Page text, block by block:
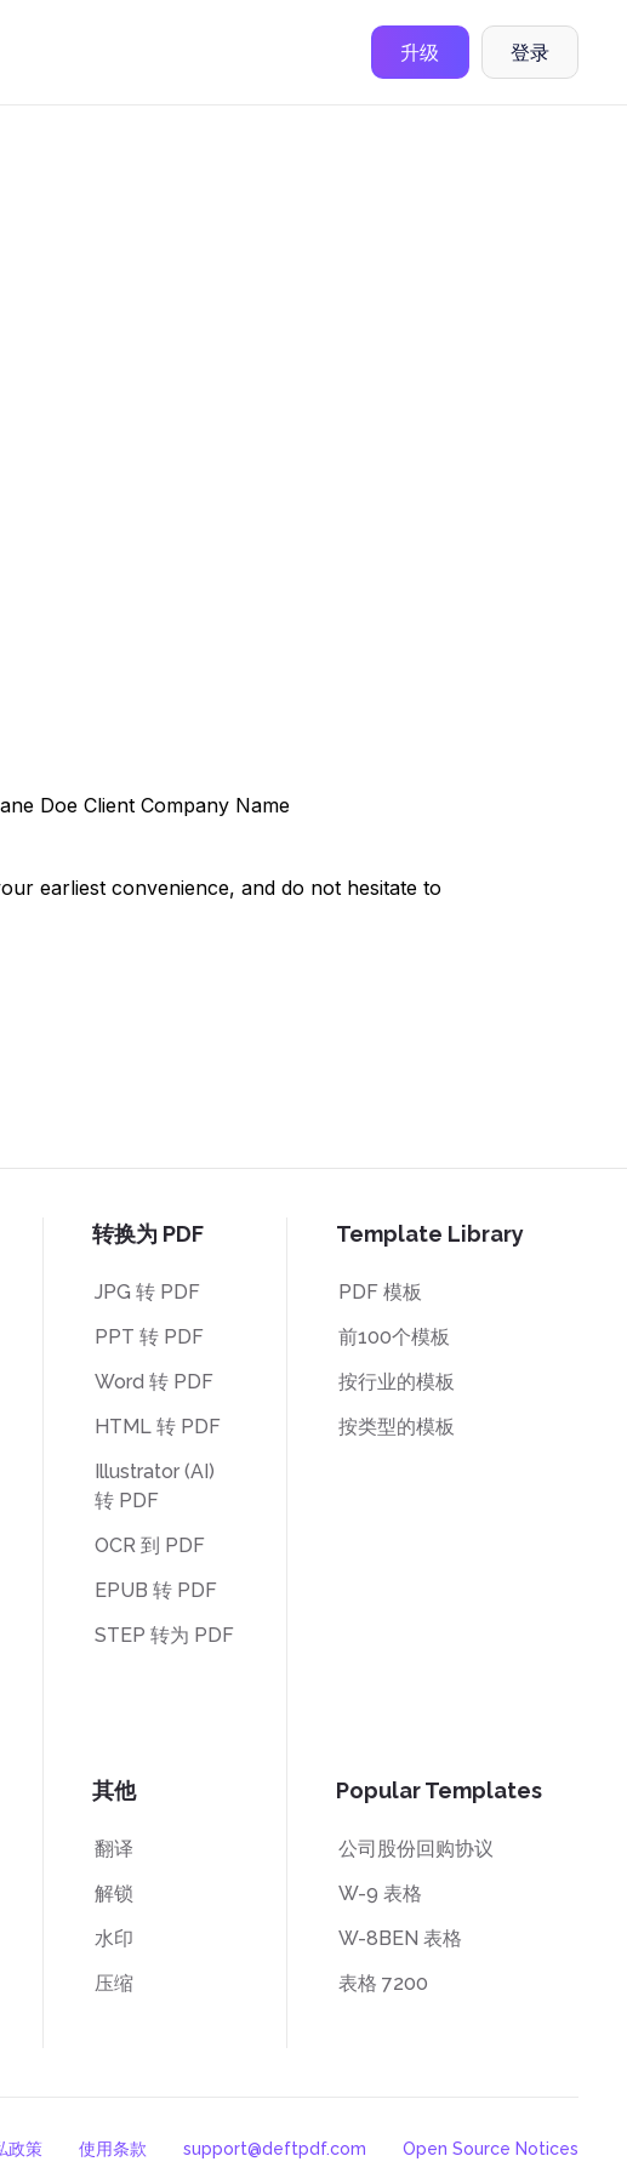
升级 登录
Doe Client Company Name
earliest convenience, and do not hesitate to
转换为 PDF
JPG 转 PDF
PPT 转 PDF
Word 转 PDF
HTML 转 PDF
Illustrator (AI)
转 PDF
OCR 到 PDF
EPUB 转 PDF
STEP 转为 PDF
其他
翻译
解锁
水印
压缩
Template Library
PDF 模板
前100个模板
按行业的模板
按类型的模板
Popular Templates
公司股份回购协议
W-9 表格
W-8BEN 表格
表格 7200
政策 使用条款 support@deftpdf.com Open Source Notices